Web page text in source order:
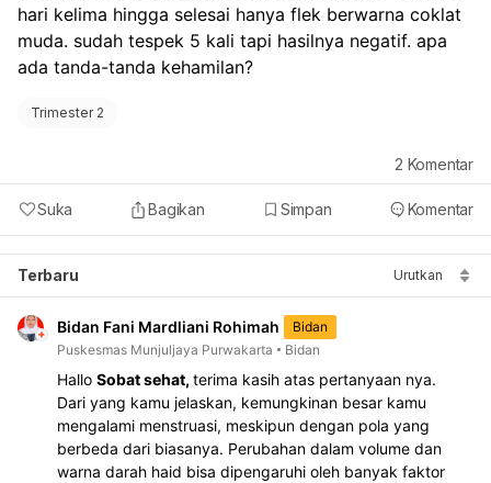
hari kelima hingga selesai hanya flek berwarna coklat
muda. sudah tespek 5 kali tapi hasilnya negatif. apa
ada tanda-tanda kehamilan?
Trimester 2
Suka Bagikan Simpan Komentar
2 Komentar
Terbaru Urutkan
Bidan Fani Mardliani Rohimah
Bidan
Puskesmas Munjuljaya Purwakarta
Bidan
Hallo Sobat sehat, terima kasih atas pertanyaan nya.
Dari yang kamu jelaskan, kemungkinan besar kamu
mengalami menstruasi, meskipun dengan pola yang
berbeda dari biasanya. Perubahan dalam volume dan
warna darah haid bisa dipengaruhi oleh banyak faktor